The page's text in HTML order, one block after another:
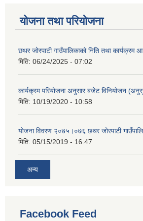
योजना तथा परियोजना
छथर जोरपाटी गाउँपालिकाको निति तथा
मिति: 06/24/2025 - 07:02
कार्यक्रम परियोजना अनुसार बजेट विनियोजन
मिति: 10/19/2020 - 10:58
योजना विवरण २०७५।०७६ छथर जोरपाटी
मिति: 05/15/2019 - 16:47
अन्य
Facebook Feed